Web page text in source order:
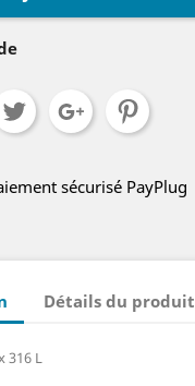
sécurisé PayPlug
Détails du produit
316 L